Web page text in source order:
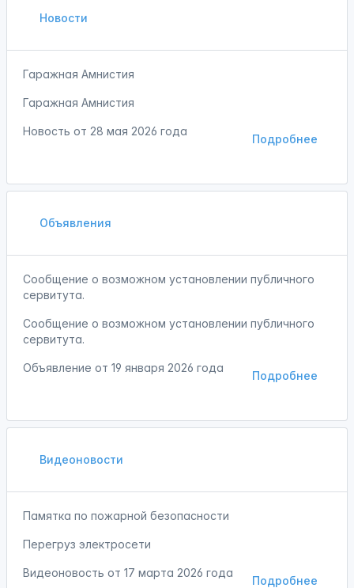
Новости
Гаражная Амнистия
Гаражная Амнистия
Подробнее
Новость от 28 мая 2026 года
Объявления
Сообщение о возможном установлении публичного
сервитута.
Сообщение о возможном установлении публичного
сервитута.
Подробнее
Объявление от 19 января 2026 года
Видеоновости
Памятка по пожарной безопасности
Перегруз электросети
Подробнее
Видеоновость от 17 марта 2026 года